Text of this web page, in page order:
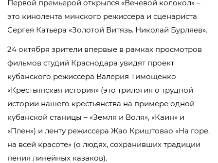
Первой премьерой открылся «Вечевой колокол» –
это кинолента минского режиссера и сценариста
Сергея Катьера «Золотой Витязь. Николай Бурляев».
24 октября зрители впервые в рамках просмотров
фильмов студий Краснодара увидят проект
кубанского режиссера Валерия Тимощенко
«Крестьянская история» (это трилогия о трудной
истории нашего крестьянства на примере одной
кубанской станицы – «Земля и Воля», «Каин» и
«Плен») и ленту режиссера Жао Криштовао «На горе,
на всей красоте» (о людях, сохранивших традиции
пения линейных казаков).